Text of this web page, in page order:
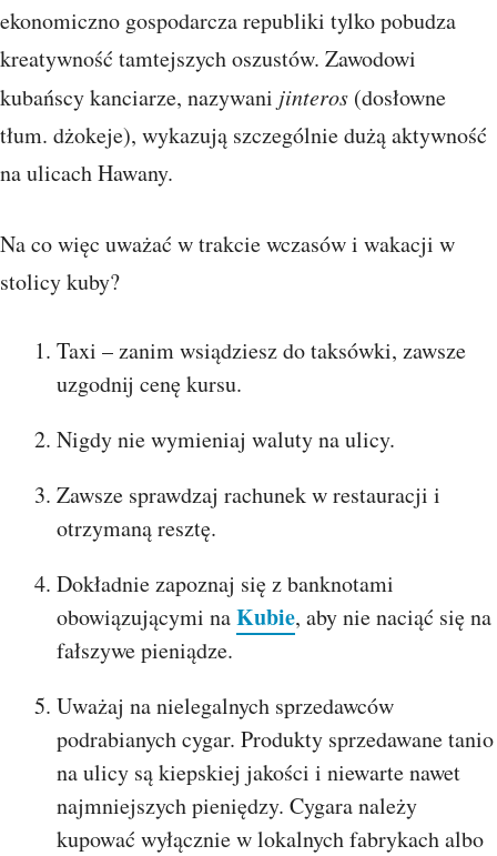
ekonomiczno gospodarcza republiki tylko pobudza
kreatywność tamtejszych oszustów. Zawodowi
kubańscy kanciarze, nazywani jinteros (dosłowne
tłum. dżokeje), wykazują szczególnie dużą aktywność
na ulicach Hawany.
Na co więc uważać w trakcie wczasów i wakacji w
stolicy kuby?
Taxi – zanim wsiądziesz do taksówki, zawsze
uzgodnij cenę kursu.
Nigdy nie wymieniaj waluty na ulicy.
Zawsze sprawdzaj rachunek w restauracji i
otrzymaną resztę.
Dokładnie zapoznaj się z banknotami
obowiązującymi naKubie, aby nie naciąć się na
fałszywe pieniądze.
Uważaj na nielegalnych sprzedawców
podrabianych cygar. Produkty sprzedawane tanio
na ulicy są kiepskiej jakości i niewarte nawet
najmniejszych pieniędzy. Cygara należy
kupować wyłącznie w lokalnych fabrykach albo